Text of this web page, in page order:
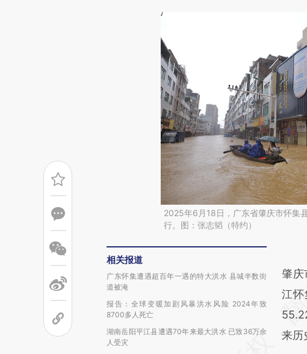
2025年6月18日，广东省肇庆市怀集
行。图：张志韬（特约）
相关报道
广东怀集遭遇超百年一遇的特大洪水 县城半数街
道被淹
报告：全球变暖加剧风暴洪水风险 2024年致
8700多人死亡
湖南岳阳平江县遭遇70年来最大洪水 已致36万余
人受灾
请
成，
肇庆
江
来历